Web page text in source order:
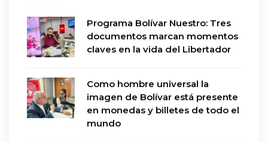
Programa Bolívar Nuestro: Tres
documentos marcan momentos
claves en la vida del Libertador
Como hombre universal la
imagen de Bolívar está presente
en monedas y billetes de todo el
mundo